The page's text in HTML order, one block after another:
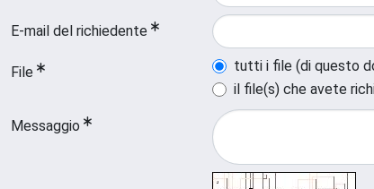
E-mail del richiedente
File
tutti i file (di questo
il file(s) che avete
Messaggio